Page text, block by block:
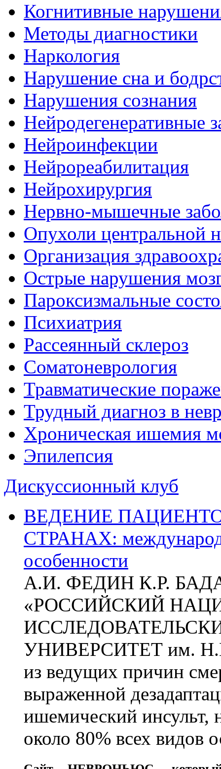
Когнитивные
Методы диагностики
Наркология
Нарушение сна и
Нарушения сознания
Нейродегенеративные
Нейроинфекции
Нейрореабилитация
Нейрохирургия
Нервно-мышечные
Опухоли центральной
Организация
Острые нарушения
Пароксизмальные
Психиатрия
Рассеянный склероз
Соматоневрология
Травматические
Трудный диагноз в
Хроническая ишемия
Эпилепсия
Дискуссионный клуб
ВЕДЕНИЕ
СТРАНАХ:
особенности
А.И. ФЕДИН К.Р.
«РОССИЙСКИЙ
УНИВЕРСИТЕТ им.
из ведущих причин
выраженной
ишемический инсульт,
около 80% всех видов